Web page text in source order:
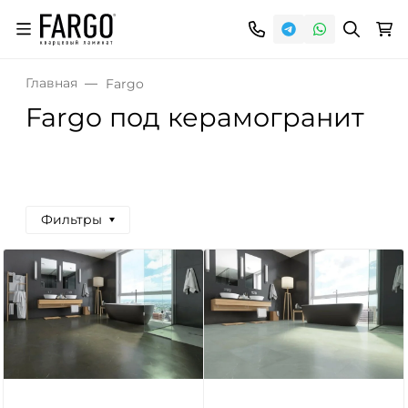
Главная Fargo
Fargo под керамогранит
Фильтры